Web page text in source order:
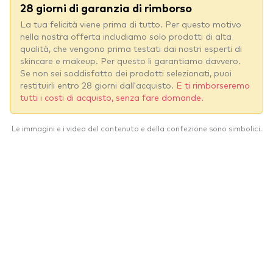
28 giorni di garanzia di rimborso
La tua felicità viene prima di tutto. Per questo motivo
nella nostra offerta includiamo solo prodotti di alta
qualità, che vengono prima testati dai nostri esperti di
skincare e makeup. Per questo li garantiamo davvero.
Se non sei soddisfatto dei prodotti selezionati, puoi
restituirli entro 28 giorni dall'acquisto. E ti rimborseremo
tutti i costi di acquisto, senza fare domande.
Le immagini e i video del contenuto e della confezione sono simbolici.